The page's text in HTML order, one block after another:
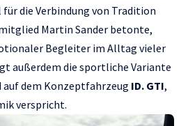
für die Verbindung von Tradition
Martin Sander betonte,
Begleiter im Alltag vieler
außerdem die sportliche Variante
auf dem Konzeptfahrzeug ID. GTI,
verspricht.